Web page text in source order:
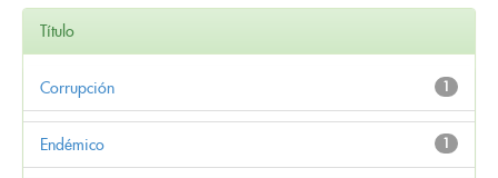
Título
1
Corrupción
1
Endémico